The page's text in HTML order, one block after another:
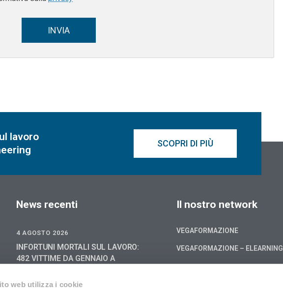
web utilizza i cookie
INVIA
lavoro
SCOPRI DI PIÙ
News recenti
4 AGOSTO 2026
INFORTUNI MORTALI SUL LAVORO:
482 VITTIME DA GENNAIO A
2025
Il nostro network
VEGAFORMAZIONE
VEGAFORMAZIONE – ELEARNING